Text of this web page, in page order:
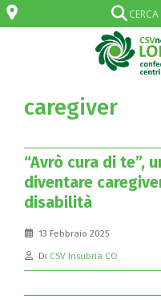
caregiver
“Avrò cura di te”,
diventare
disabilità
13 Febbraio 2025
Di CSV Insubria CO